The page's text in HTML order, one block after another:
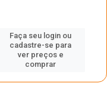
Faça seu login ou
cadastre-se para
ver preços e
comprar